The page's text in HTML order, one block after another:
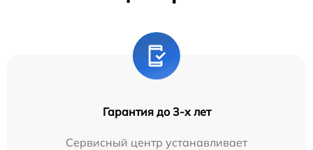
Гарантия до 3-х лет
Сервисный центр устанавливает